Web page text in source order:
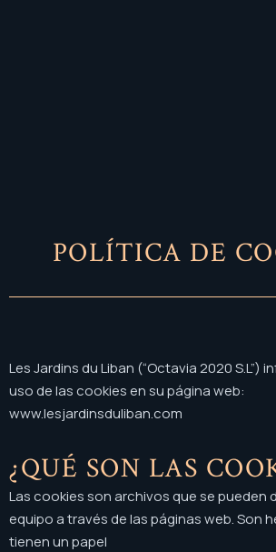
POLÍTICA DE
Les Jardins du Liban (“Octavia 2020 S.L”)
uso de las cookies en su página web:
www.lesjardinsduliban.com
¿QUÉ SON LAS
Las cookies son archivos que se pueden
equipo a través de las páginas web. Son
tienen un papel